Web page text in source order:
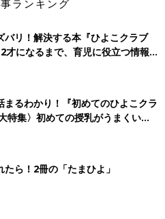
ランキング
バリ！解決する本『ひよこクラブ
になるまで、育児に役立つ情報が
まるわかり！『初めてのひよこクラ
特集〉初めての授乳がうまくい
ルクの基本と夏のトラブル 解決テ
ら！2冊の「たまひよ」